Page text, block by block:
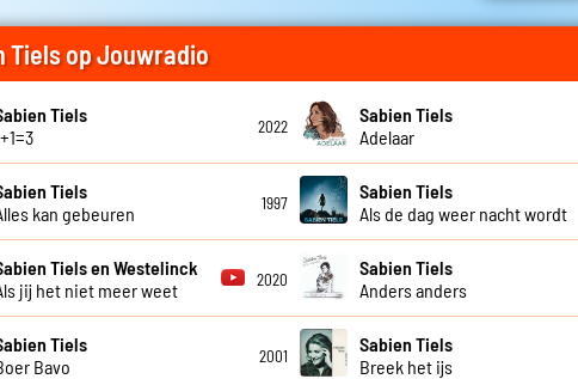
Tiels op Jouwradio
Tiels
2022
Sabien Tiels
Adelaar
Tiels
kan gebeuren
1997
Sabien Tiels
Als de dag weer nacht wordt
Tiels en Westelinck
jij het niet meer weet
2020
Sabien Tiels
Anders anders
Tiels
Bavo
2001
Sabien Tiels
Breek het ijs